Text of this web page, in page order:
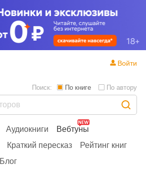
Аудиокниги
Вебтуны
Краткий пересказ
Рейтинг книг
Блог
Поиск: По книге По автору
Войти